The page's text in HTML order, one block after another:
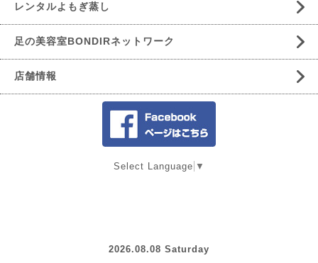
レンタルよもぎ蒸し
足の美容室BONDIRネットワーク
店舗情報
Select Language ▼
2026.08.08 Saturday